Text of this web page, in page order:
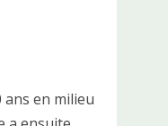
ans en milieu